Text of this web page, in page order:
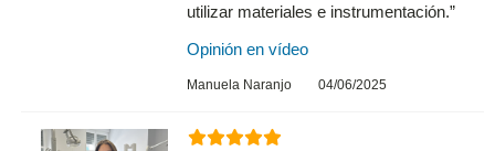
utilizar materiales e instrumentación.”
Opinión en vídeo
Manuela Naranjo 04/06/2025